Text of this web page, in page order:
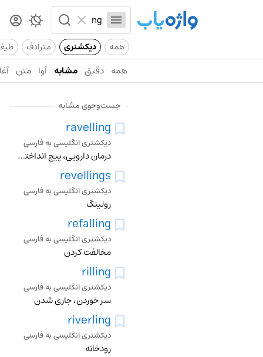
همه دیکشنری مترادف
همه دقیق مشابه آوا متن
جست‌وجوی مشابه
ravelling
دیکشنری انگلیسی به فارسی
درمان دارویی، پیچ انداختن در، گره دار کردن
revellings
دیکشنری انگلیسی به فارسی
رولینگ
refalling
دیکشنری انگلیسی به فارسی
مخالفت کردن
rilling
دیکشنری انگلیسی به فارسی
سر خوردن، جاری شدن
riverling
دیکشنری انگلیسی به فارسی
رودخانه